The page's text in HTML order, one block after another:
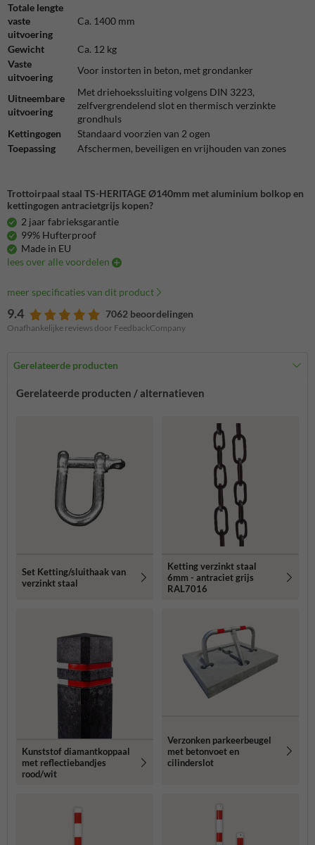
Totale lengte
vaste
uitvoering
Ca. 1400 mm
Gewicht
Ca. 12 kg
Vaste
uitvoering
Voor instorten in beton, met grondanker
Uitneembare
uitvoering
Met driehoekssluiting volgens DIN 3223,
zelfvergrendelend slot en thermisch verzinkte
grondhuls
Kettingogen
Standaard voorzien van 2 ogen
Toepassing
Afschermen, beveiligen en vrijhouden van zones
Trottoirpaal staal TS-HERITAGE Ø140mm met aluminium bolkop en
kettingogen antracietgrijs kopen?
2 jaar fabrieksgarantie
99% Hufterproof
Made in EU
lees over alle voordelen
meer specificaties van dit product
9.4 7062 beoordelingen
Onafhankelijke reviews door FeedbackCompany
Gerelateerde producten
Gerelateerde producten / alternatieven
Set Ketting/sluithaak van
verzinkt staal
Ketting verzinkt staal
6mm - antraciet grijs
RAL7016
Kunststof diamantkoppaal
met reflectiebandjes
rood/wit
Verzonken parkeerbeugel
met betonvoet en
cilinderslot